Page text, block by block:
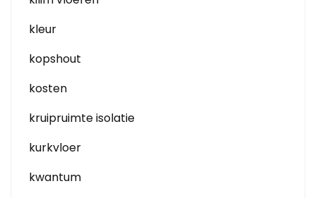
kleur
kopshout
kosten
kruipruimte isolatie
kurkvloer
kwantum